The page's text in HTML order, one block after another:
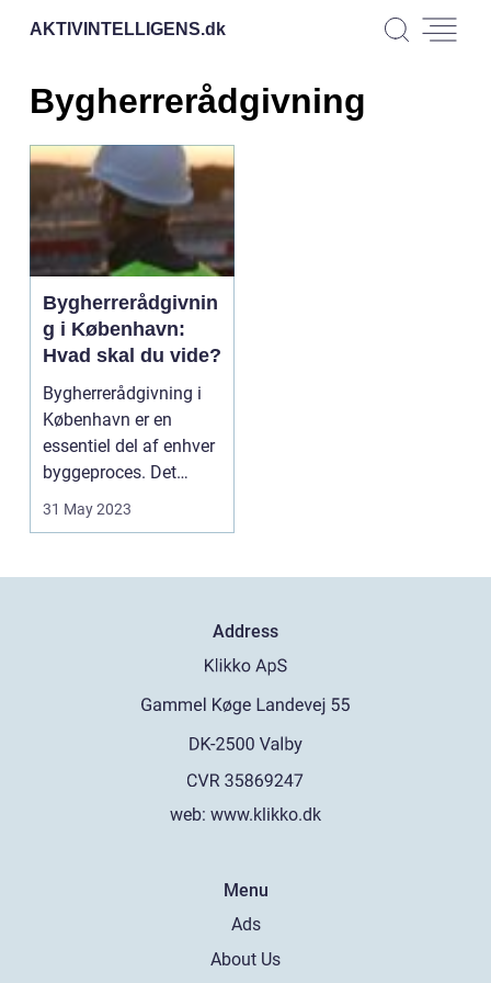
AKTIVINTELLIGENS.dk
Bygherrerådgivning
Bygherrerådgivnin
g i København:
Hvad skal du vide?
Bygherrerådgivning i
København er en
essentiel del af enhver
byggeproces. Det
handler o...
31 May 2023
Address
web: www.klikko.dk
Menu
Ads
About Us